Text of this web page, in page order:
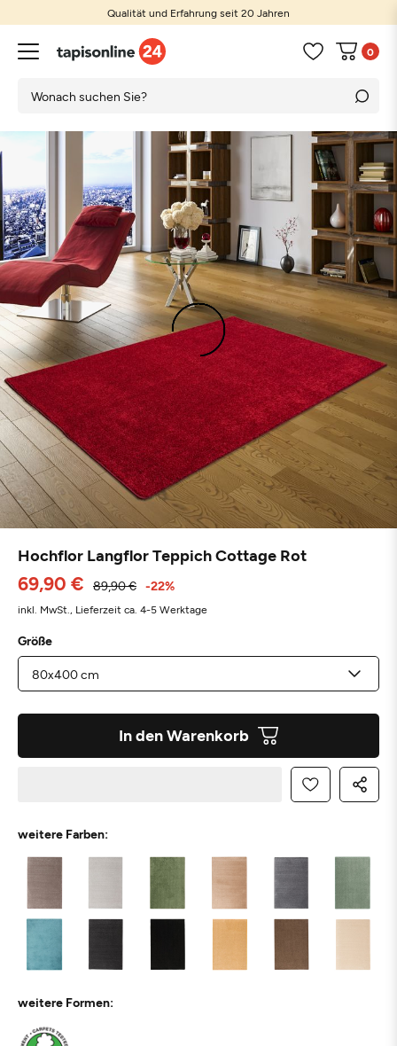
Qualität und Erfahrung seit 20 Jahren
0
Hochflor Langflor Teppich Cottage Rot
69,90 € 89,90 € -22%
inkl. MwSt., Lieferzeit ca. 4-5 Werktage
Größe
In den Warenkorb
weitere Farben:
weitere Formen: